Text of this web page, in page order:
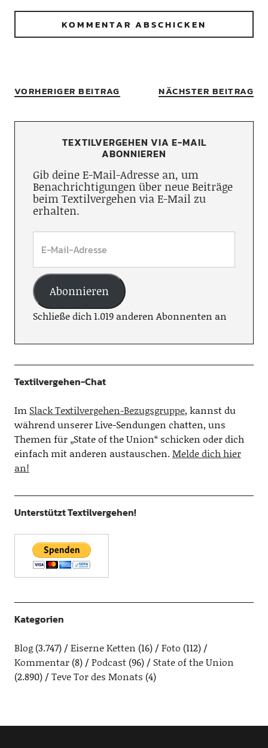
VORHERIGER BEITRAG NÄCHSTER BEITRAG
TEXTILVERGEHEN VIA E-MAIL
ABONNIEREN
Gib deine E-Mail-Adresse an, um
Benachrichtigungen über neue Beiträge
beim Textilvergehen via E-Mail zu
erhalten.
Abonnieren
Schließe dich 1.019 anderen Abonnenten an
Textilvergehen-Chat
Im Slack Textilvergehen-Bezugsgruppe, kannst du
während unserer Live-Sendungen chatten, uns
Themen für „State of the Union“ schicken oder dich
einfach mit anderen austauschen.Melde dich hier
an!
Unterstützt Textilvergehen!
Kategorien
Blog(3.747) Eiserne Ketten (16) Foto (112)
Kommentar(8) Podcast(96)
State of the Union
(2.890)
Teve Tor des Monats (4)